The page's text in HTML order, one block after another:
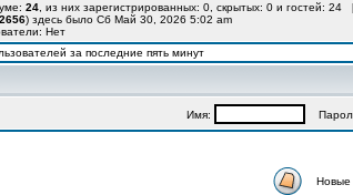
24 , из них зарегистрированных: 0, скрытых: 0 и гостей: 24
2656) здесь было Сб Май 30, 2026 5:02 am
Нет
за последние пять минут
Имя:
Новые